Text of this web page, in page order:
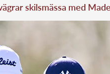
skilsmässa med